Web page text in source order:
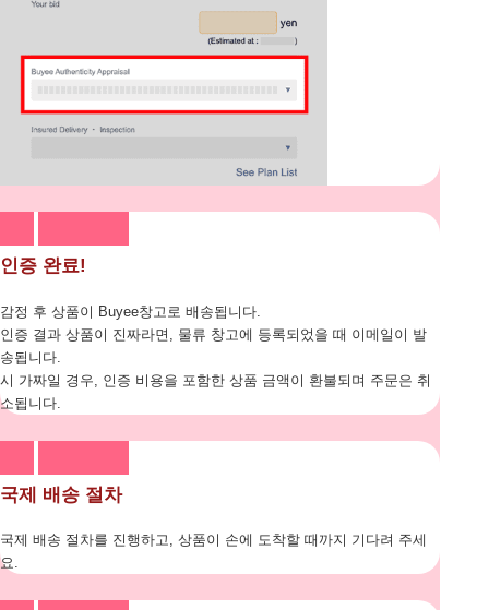
인증 완료!
감정 후 상품이 Buyee창고로 배송됩니다.
인증 결과 상품이 진짜라면, 물류 창고에 등록되었을 때 이메일이 발
송됩니다.
시 가짜일 경우, 인증 비용을 포함한 상품 금액이 환불되며 주문은 취
소됩니다.
국제 배송 절차
국제 배송 절차를 진행하고, 상품이 손에 도착할 때까지 기다려 주세
요.